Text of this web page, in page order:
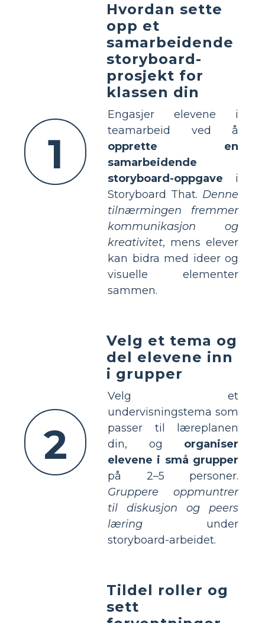
1
Hvordan sette
opp et
samarbeidende
storyboard-
prosjekt for
klassen din
Engasjer elevene i
teamarbeid ved å
opprette en
samarbeidende
storyboard-oppgave i
Storyboard That. Denne
tilnærmingen fremmer
kommunikasjon og
kreativitet, mens elever
kan bidra med ideer og
visuelle elementer
sammen.
2
Velg et tema og
del elevene inn
i grupper
Velg et
undervisningstema som
passer til læreplanen
din, og organiser
elevene i små grupper
på 2–5 personer.
Gruppere oppmuntrer
til diskusjon og peers
læring under
storyboard-arbeidet.
Tildel roller og
sett